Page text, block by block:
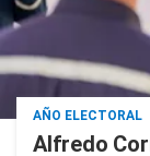
AÑO ELECTORAL
Alfredo